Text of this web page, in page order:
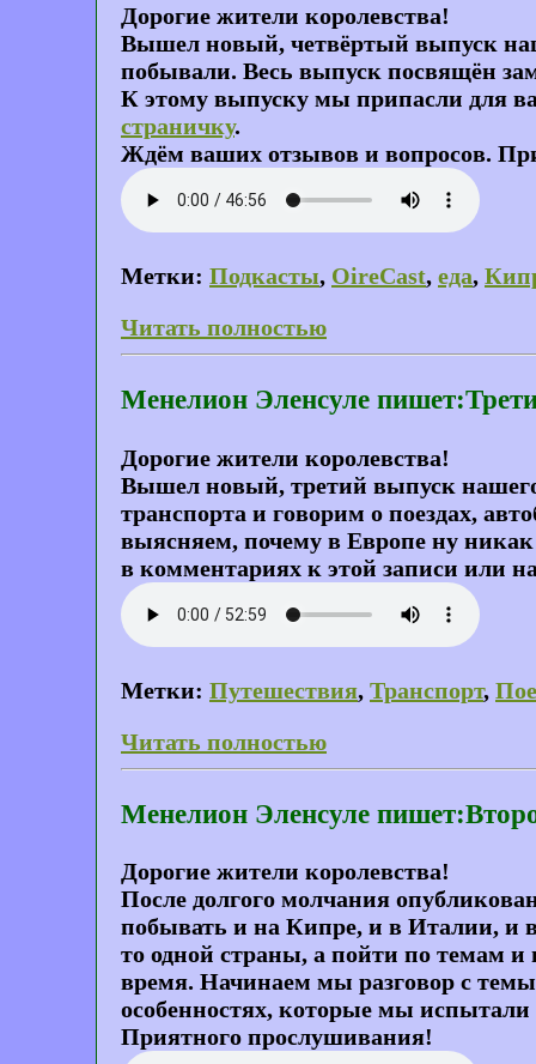
Дорогие жители королевства!
Вышел новый, четвёртый выпуск
побывали. Весь выпуск посвящён
К этому выпуску мы припасли для
страничку.
Ждём ваших отзывов и вопросов.
Метки: Подкасты, OireCast, еда,
Читать полностью
Менелион Эленсуле
Дорогие жители королевства!
Вышел новый, третий выпуск
транспорта и говорим о поездах,
выясняем, почему в Европе ну
в комментариях к этой записи или
Метки: Путешествия, Транспорт,
Читать полностью
Менелион Эленсуле
Дорогие жители королевства!
После долгого молчания
побывать и на Кипре, и в Италии, и
то одной страны, а пойти по темам
время. Начинаем мы разговор с темы
особенностях, которые мы испытали
Приятного прослушивания!